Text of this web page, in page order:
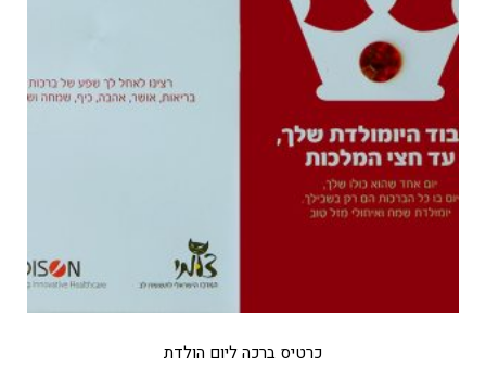
כרטיס ברכה ליום הולדת